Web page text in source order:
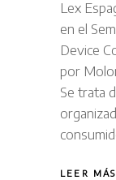
Lex
en el
Device
por
Se trata
LEER MÁS